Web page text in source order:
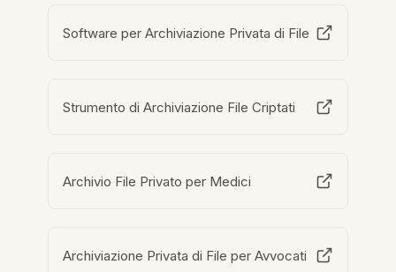
Software per Archiviazione Privata di File
Strumento di Archiviazione File Criptati
Archivio File Privato per Medici
Archiviazione Privata di File per Avvocati